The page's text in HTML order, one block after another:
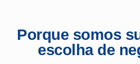
Porque somos
escolha de